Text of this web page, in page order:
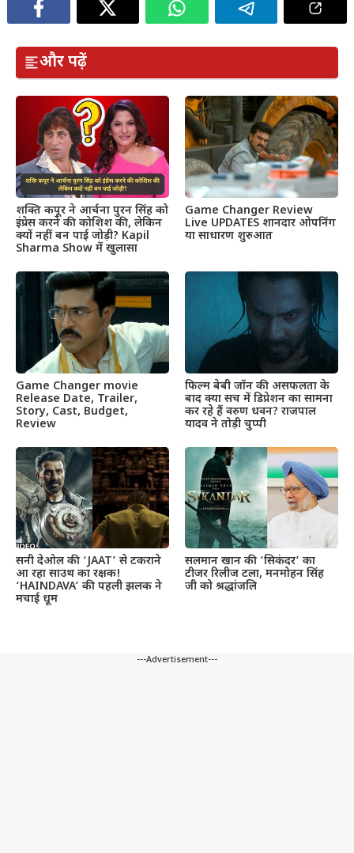
और पढ़ें
शक्ति कपूर ने आर्चना पुरन सिंह को
इंप्रेस करने की कोशिश की, लेकिन
क्यों नहीं बन पाई जोड़ी? Kapil
Sharma Show में खुलासा
Game Changer Review
Live UPDATES शानदार ओपनिंग
या साधारण शुरुआत
Game Changer movie
Release Date, Trailer,
Story, Cast, Budget,
Review
फिल्म बेबी जॉन की असफलता के
बाद क्या सच में डिप्रेशन का सामना
कर रहे हैं वरुण धवन? राजपाल
यादव ने तोड़ी चुप्पी
सनी देओल की ‘JAAT’ से टकराने
आ रहा साउथ का रक्षक!
‘HAINDAVA’ की पहली झलक ने
मचाई धूम
सलमान खान की ‘सिकंदर’ का
टीजर रिलीज टला, मनमोहन सिंह
जी को श्रद्धांजलि
---Advertisement---